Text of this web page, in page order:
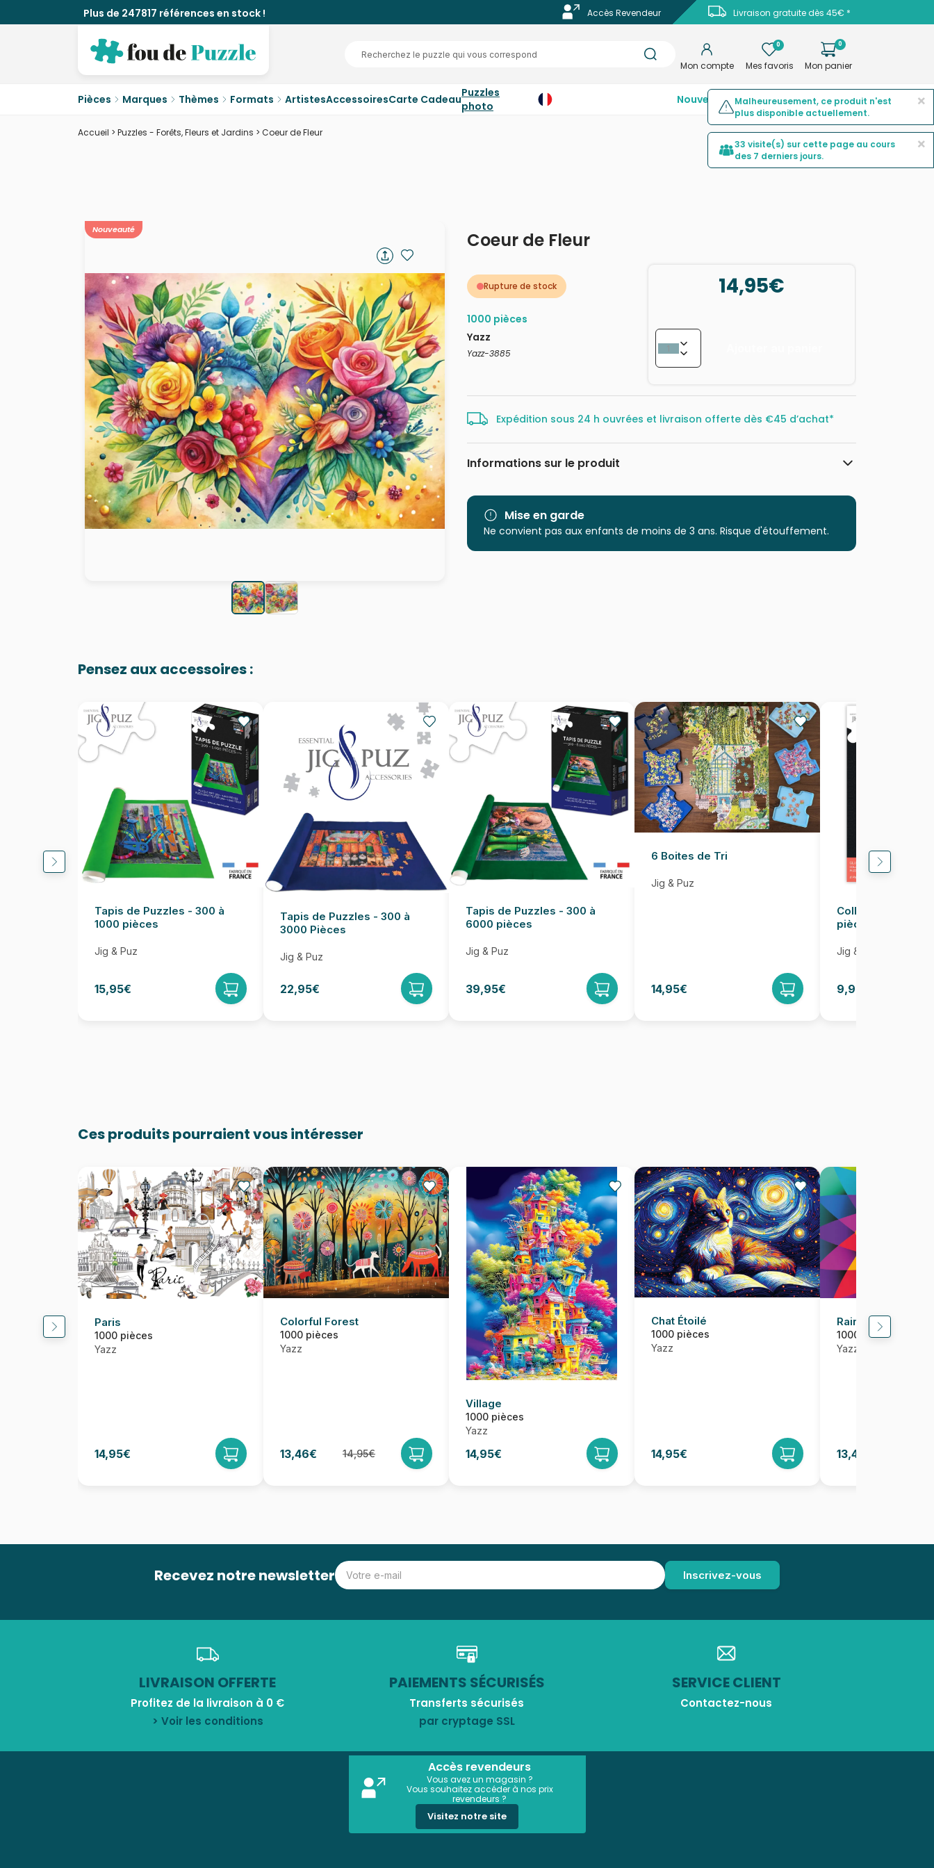
Plus de 247817 références en stock ! Livraison gratuite dès 45€ *
Accès Revendeur
Mon compte
0
Mes favoris
0
Mon panier
Pièces Marques Thèmes Formats ArtistesAccessoiresCarte CadeauPuzzles
photo
NouveautésTop ventesPromotions
Accueil > Puzzles - Forêts, Fleurs et Jardins > Coeur de Fleur
Nouveauté Coeur de Fleur
Rupture de stock
1000 pièces
Yazz
Yazz-3885
14,95€
Expédition sous 24 h ouvrées et livraison offerte dès €45 d’achat*
Informations sur le produit
Catégorie
Age
Puzzle pour Adultes (500 à 48.000
pièces)
Mise en garde
Ne convient pas aux enfants de moins de 3 ans. Risque d'étouffement.
Pensez aux accessoires :
Tapis de Puzzles - 300 à
1000 pièces
Jig & Puz
15,95€
Tapis de Puzzles - 300 à
3000 Pièces
Jig & Puz
22,95€
Tapis de Puzzles - 300 à
6000 pièces
Jig & Puz
39,95€
6 Boites de Tri
Jig & Puz
14,95€
Colle pour Puzzle
pièces
Jig & Puz
9,95€
Ces produits pourraient vous intéresser
Paris
1000 pièces
Yazz
14,95€
Colorful Forest
1000 pièces
Yazz
13,46€ 14,95€
Village
1000 pièces
Yazz
14,95€
Chat Étoilé
1000 pièces
Yazz
14,95€
Rainbow Spiral
1000 pièces
Yazz
13,46€
Recevez notre newsletter
LIVRAISON OFFERTE
Profitez de la livraison à 0 €
> Voir les conditions
PAIEMENTS SÉCURISÉS
Transferts sécurisés
par cryptage SSL
SERVICE CLIENT
Contactez-nous
Accès revendeurs
Vous avez un magasin ?
Vous souhaitez accéder à nos prix
revendeurs ?
Visitez notre site
×
Malheureusement, ce produit n'est
plus disponible actuellement.
×
33 visite(s) sur cette page au cours
des 7 derniers jours.